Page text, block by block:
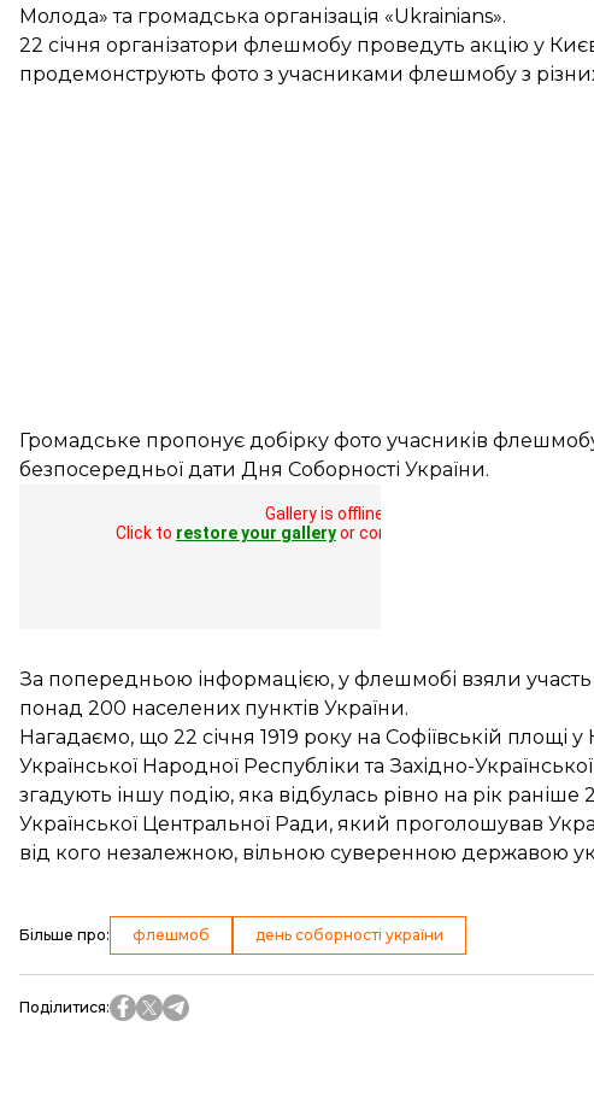
Молода» та громадська організація «Ukrainians».
22 січня організатори флешмобу проведуть акцію у
продемонструють фото з учасниками флешмобу з різних
Громадське пропонує добірку фото учасників флешмобу
безпосередньої дати Дня Соборності України.
За попередньою інформацією, у флешмобі взяли участь
понад 200 населених пунктів України.
Нагадаємо, що 22 січня 1919 року на Софіївській площі
Української Народної Республіки та Західно-
згадують іншу подію, яка відбулась рівно на рік раніше
Української Центральної Ради, який проголошував
від кого незалежною, вільною суверенною державою
Більше про: флешмоб день соборності україни
Поділитися: